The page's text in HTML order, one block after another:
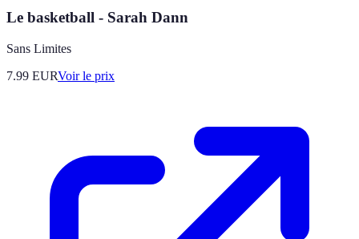
Le basketball - Sarah Dann
Sans Limites
7.99 EURVoir le prix